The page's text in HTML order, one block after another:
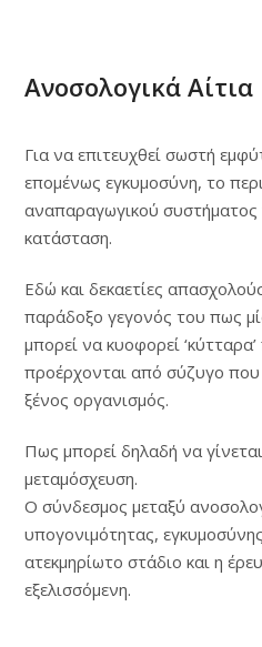
Ανοσολογικά Αίτια
Για να επιτευχθεί σωστή
επομένως εγκυμοσύνη, το
αναπαραγωγικού συστήματος
κατάσταση.
Εδώ και δεκαετίες
παράδοξο γεγονός του πως
μπορεί να κυοφορεί
προέρχονται από σύζυγο που
ξένος οργανισμός.
Πως μπορεί δηλαδή να
μεταμόσχευση.
Ο σύνδεσμος μεταξύ
υπογονιμότητας,
ατεκμηρίωτο στάδιο και η
εξελισσόμενη.